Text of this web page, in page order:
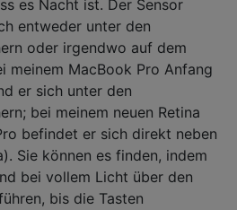
es Nacht ist. Der Sensor
entweder unter den
oder irgendwo auf dem
meinem MacBook Pro Anfang
er sich unter den
bei meinem neuen Retina
befindet er sich direkt neben
Sie können es finden, indem
bei vollem Licht über den
bis die Tasten